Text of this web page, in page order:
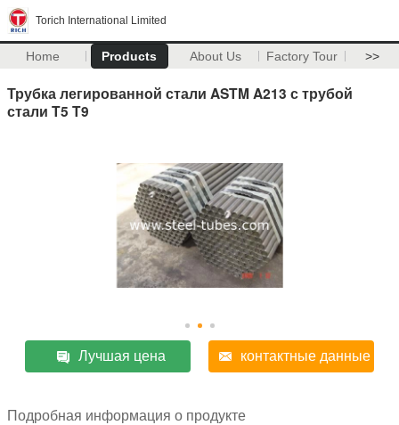
Torich International Limited
Home Products About Us Factory Tour >>
Трубка легированной стали ASTM A213 с трубой
стали T5 T9
Лучшая цена контактные данные
Подробная информация о продукте